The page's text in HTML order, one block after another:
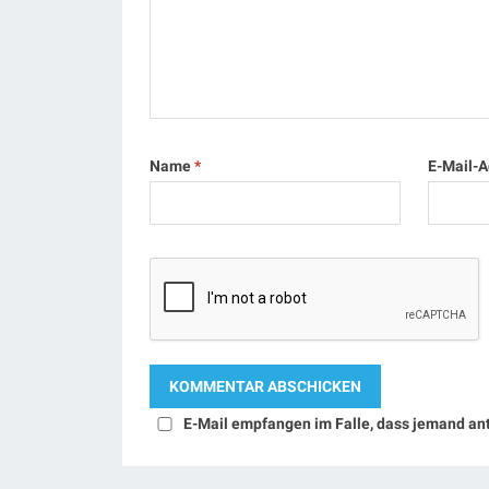
Name* E-Mail-
E-Mail empfangen im Falle, dass jemand